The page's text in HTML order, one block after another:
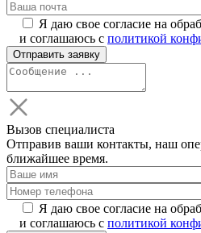
Я даю свое согласие на
и соглашаюсь с политикой
Вызов специалиста
Отправив ваши контакты, наш
ближайшее время.
Я даю свое согласие на
и соглашаюсь с политикой